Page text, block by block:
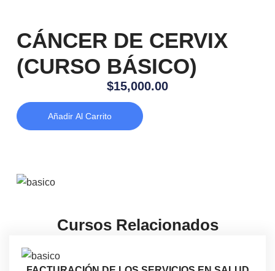
CÁNCER DE CERVIX
(CURSO BÁSICO)
$15,000.00
Añadir Al Carrito
Cursos Relacionados